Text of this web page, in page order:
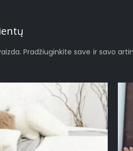
Pradžiuginkite save ir savo